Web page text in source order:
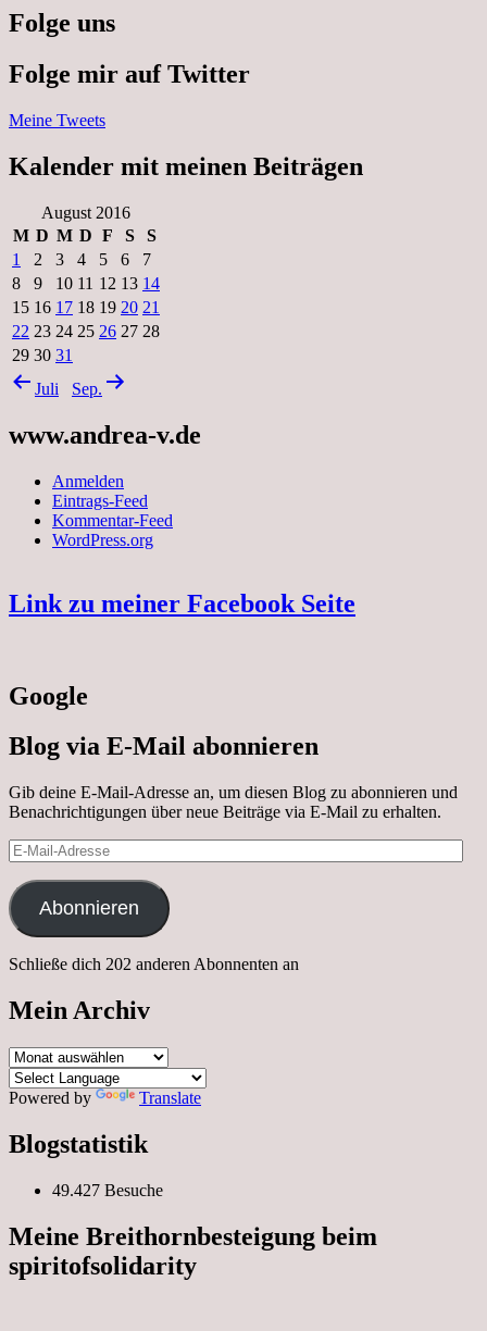
Folge uns
Folge mir auf Twitter
Meine Tweets
Kalender mit meinen Beiträgen
August 2016
M D M D F S
S
1
2 3 4 5 6
7
8
9 10 11 12 13 14
15 16 17 18 19 20 21
22 23 24 25 26 27 28
29 30 31
Juli
Sep.
www.andrea-v.de
Anmelden
Eintrags-Feed
Kommentar-Feed
WordPress.org
Link zu meiner Facebook Seite
Google
Blog via E-Mail abonnieren
Gib deine E-Mail-Adresse an, um diesen Blog zu abonnieren und
Benachrichtigungen über neue Beiträge via E-Mail zu erhalten.
E-
Mail-
Adresse
Abonnieren
Schließe dich 202 anderen Abonnenten an
Mein Archiv
Mein
Archiv
Powered by
Translate
Blogstatistik
49.427 Besuche
Meine Breithornbesteigung beim
spiritofsolidarity